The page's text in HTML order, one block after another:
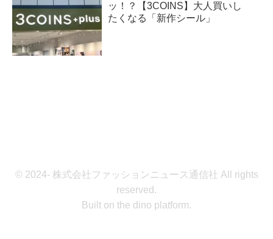
ッ！？【3COINS】大人買いし
たくなる「新作シール」
© 2024- 株式会社ファッションニュース通信社 All rights
reserved.
Built on the dino platform.